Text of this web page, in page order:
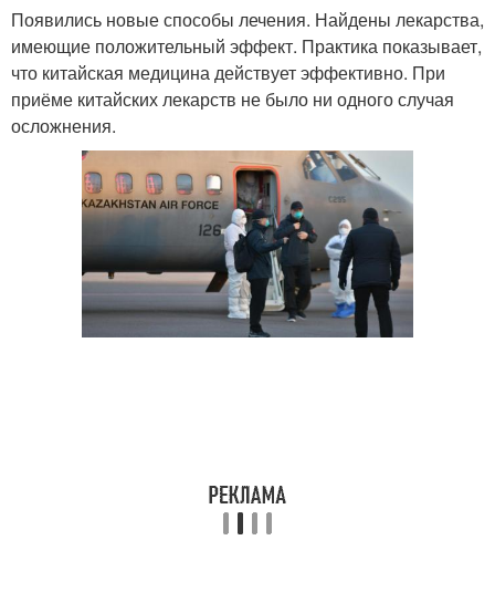
Появились новые способы лечения. Найдены лекарства,
имеющие положительный эффект. Практика показывает,
что китайская медицина действует эффективно. При
приёме китайских лекарств не было ни одного случая
осложнения.